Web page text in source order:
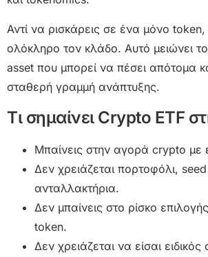
Αντί να ρισκάρεις σε ένα μόνο
ολόκληρο τον κλάδο. Αυτό μειώνει
asset που μπορεί να πέσει απότομα
σταθερή γραμμή ανάπτυξης.
Τι σημαίνει Crypto ETF
Μπαίνεις στην αγορά crypto με
Δεν χρειάζεται πορτοφόλι,
ανταλλακτήρια.
Δεν μπαίνεις στο ρίσκο
token.
Δεν χρειάζεται να είσαι